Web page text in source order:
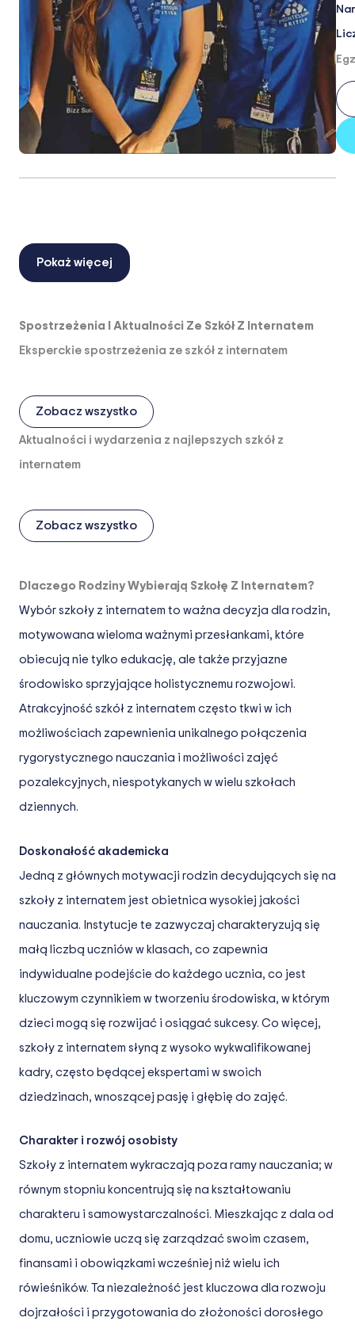
Pokaż więcej
Spostrzeżenia I Aktualności Ze Szkół Z Internatem
Eksperckie spostrzeżenia ze szkół z internatem
Zobacz wszystko
Aktualności i wydarzenia z najlepszych szkół z
internatem
Zobacz wszystko
Dlaczego Rodziny Wybierają Szkołę Z Internatem?
Wybór szkoły z internatem to ważna decyzja dla rodzin,
motywowana wieloma ważnymi przesłankami, które
obiecują nie tylko edukację, ale także przyjazne
środowisko sprzyjające holistycznemu rozwojowi.
Atrakcyjność szkół z internatem często tkwi w ich
możliwościach zapewnienia unikalnego połączenia
rygorystycznego nauczania i możliwości zajęć
pozalekcyjnych, niespotykanych w wielu szkołach
dziennych.
Doskonałość akademicka
Jedną z głównych motywacji rodzin decydujących się na
szkoły z internatem jest obietnica wysokiej jakości
nauczania. Instytucje te zazwyczaj charakteryzują się
małą liczbą uczniów w klasach, co zapewnia
indywidualne podejście do każdego ucznia, co jest
kluczowym czynnikiem w tworzeniu środowiska, w którym
dzieci mogą się rozwijać i osiągać sukcesy. Co więcej,
szkoły z internatem słyną z wysoko wykwalifikowanej
kadry, często będącej ekspertami w swoich
dziedzinach, wnoszącej pasję i głębię do zajęć.
Charakter i rozwój osobisty
Szkoły z internatem wykraczają poza ramy nauczania; w
równym stopniu koncentrują się na kształtowaniu
charakteru i samowystarczalności. Mieszkając z dala od
domu, uczniowie uczą się zarządzać swoim czasem,
finansami i obowiązkami wcześniej niż wielu ich
rówieśników. Ta niezależność jest kluczowa dla rozwoju
dojrzałości i przygotowania do złożoności dorosłego